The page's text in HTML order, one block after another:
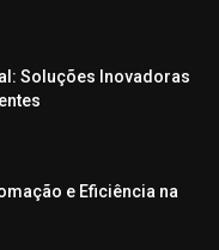
Soluções Inovadoras
e Eficiência na